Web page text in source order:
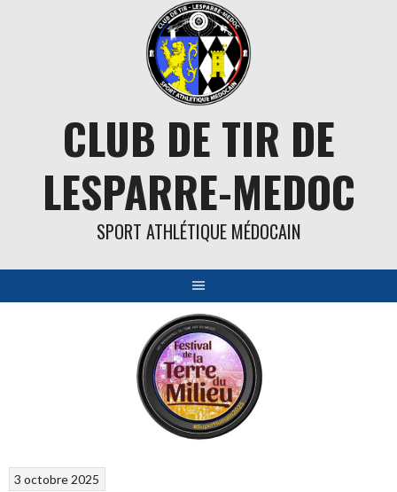
CLUB DE TIR DE
LESPARRE-MEDOC
SPORT ATHLÉTIQUE MÉDOCAIN
3 octobre 2025